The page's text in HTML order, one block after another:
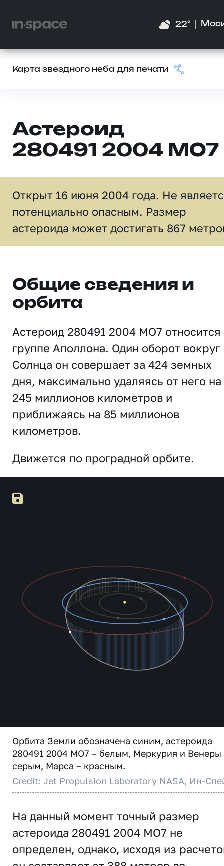
22°
Карта звездного неба для печати
Астероид
280491 2004 MO7
Открыт 16 июня 2004 года. Не
потенциально опасным. Размер
астероида может достигать 867
Общие сведения и
орбита
Астероид 280491 2004 MO7 относится
группе Аполлона. Один оборот вокруг
Солнца он совершает за 424 земных
дня, максимально удаляясь от него на
245 миллионов километров и
приближаясь на 85 миллионов
километров.
Движется по проградной орбите.
Орбита Земли обозначена синим, астероида
280491 2004 MO7 – белым, Меркурия и Венеры
серым, Марса – красным.
Credit: Jet Propulsion Laboratory NASA, Ин-
На данный момент точный размер
астероида 280491 2004 MO7 не
определен, однако, исходя из